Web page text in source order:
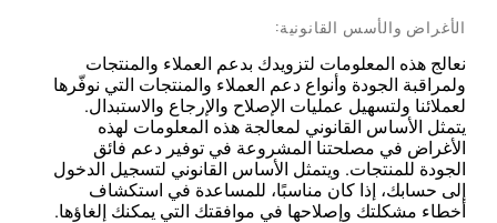
الأغراض والأسس القانونية:
نعالج هذه المعلومات لتزويدك بدعم العملاء والمنتجات
ولمراقبة الجودة وأنواع دعم العملاء والمنتجات التي نوفّرها
لعملائنا ولتسهيل عمليات الإصلاح والإرجاع والاستبدال.
يتمثل الأساس القانوني لمعالجة هذه المعلومات لهذه
الأغراض في مصلحتنا المشروعة في توفير دعم فائق
الجودة للمنتجات. ويتمثل الأساس القانوني لتسجيل الدخول
إلى حسابك، إذا كان مناسبًا، للمساعدة في استكشاف
أخطاء مشكلتك وإصلاحها في موافقتك التي يمكنك إلغاؤها.